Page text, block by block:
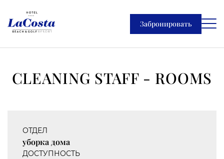
Забронировать
CLEANING STAFF - ROOMS
ОТДЕЛ
уборка дома
ДОСТУПНОСТЬ